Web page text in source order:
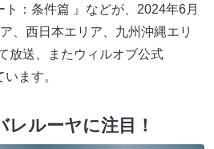
：条件篇 』などが、2024年6月
、西日本エリア、九州沖縄エリ
放送、またウィルオブ公式
ます。
ルーヤに注目！